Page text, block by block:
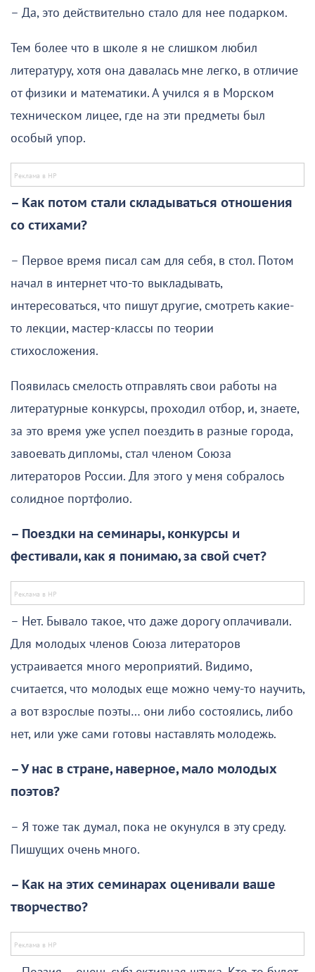
– Да, это действительно стало для нее подарком.
Тем более что в школе я не слишком любил
литературу, хотя она давалась мне легко, в отличие
от физики и математики. А учился я в Морском
техническом лицее, где на эти предметы был
особый упор.
– Как потом стали складываться отношения
со стихами?
– Первое время писал сам для себя, в стол. Потом
начал в интернет что-то выкладывать,
интересоваться, что пишут другие, смотреть какие-
то лекции, мастер-классы по теории
стихосложения.
Появилась смелость отправлять свои работы на
литературные конкурсы, проходил отбор, и, знаете,
за это время уже успел поездить в разные города,
завоевать дипломы, стал членом Союза
литераторов России. Для этого у меня собралось
солидное портфолио.
– Поездки на семинары, конкурсы и
фестивали, как я понимаю, за свой счет?
– Нет. Бывало такое, что даже дорогу оплачивали.
Для молодых членов Союза литераторов
устраивается много мероприятий. Видимо,
считается, что молодых еще можно чему-то научить,
а вот взрослые поэты… они либо состоялись, либо
нет, или уже сами готовы наставлять молодежь.
– У нас в стране, наверное, мало молодых
поэтов?
– Я тоже так думал, пока не окунулся в эту среду.
Пишущих очень много.
– Как на этих семинарах оценивали ваше
творчество?